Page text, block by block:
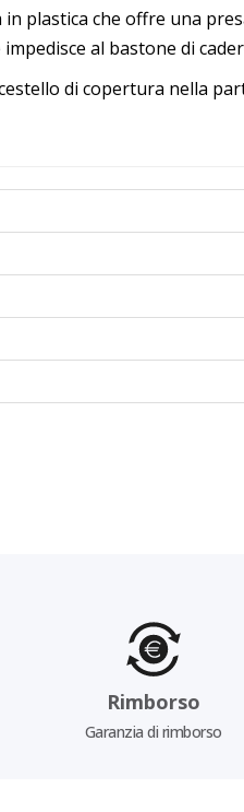
plastica che offre una
al bastone di
di copertura nella
Rimborso
Garanzia di rimborso